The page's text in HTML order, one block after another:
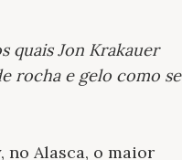
quais Jon Krakauer
rocha e gelo como se
no Alasca, o maior